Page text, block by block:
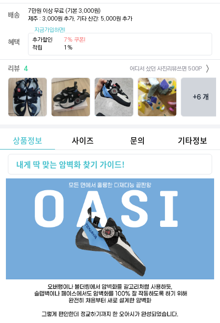
배송
7만원 이상 무료 (기본 3,000원)
제주 : 3,000원 추가, 기타 산간: 5,000원 추가
혜택
지금가입하면!
추가할인
7% 쿠폰!
적립
1%
리뷰 4 어디서 샀던 사진리뷰쓰면 500P
+6개
상품정보 사이즈 문의 기타정보
내게 딱 맞는 암벽화 찾기 가이드!